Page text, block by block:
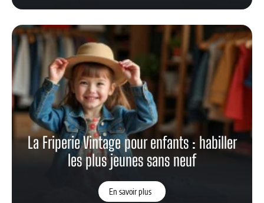
La Friperie Vintage pour enfants : habiller
les plus jeunes sans neuf
En savoir plus